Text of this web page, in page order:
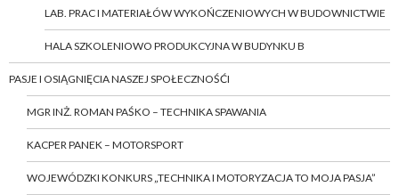
LAB. PRAC I MATERIAŁÓW WYKOŃCZENIOWYCH W BUDOWNICTWIE
HALA SZKOLENIOWO PRODUKCYJNA W BUDYNKU B
PASJE I OSIĄGNIĘCIA NASZEJ SPOŁECZNOŚĆI
MGR INŻ. ROMAN PAŚKO – TECHNIKA SPAWANIA
KACPER PANEK – MOTORSPORT
WOJEWÓDZKI KONKURS „TECHNIKA I MOTORYZACJA TO MOJA PASJA”